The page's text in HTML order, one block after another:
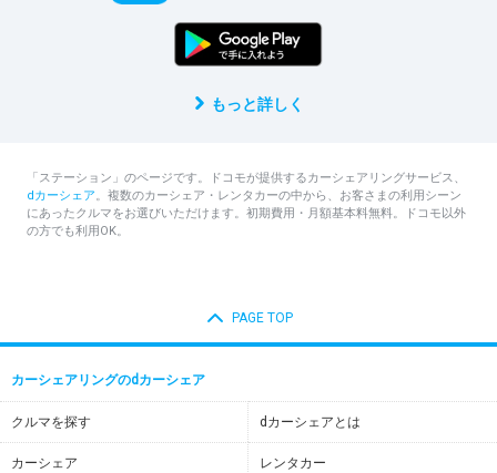
もっと詳しく
「ステーション」のページです。ドコモが提供するカーシェアリングサービス、
dカーシェア。複数のカーシェア・レンタカーの中から、お客さまの利用シーン
にあったクルマをお選びいただけます。初期費用・月額基本料無料。ドコモ以外
の方でも利用OK。
PAGE TOP
カーシェアリングのdカーシェア
クルマを探す dカーシェアとは
カーシェア レンタカー